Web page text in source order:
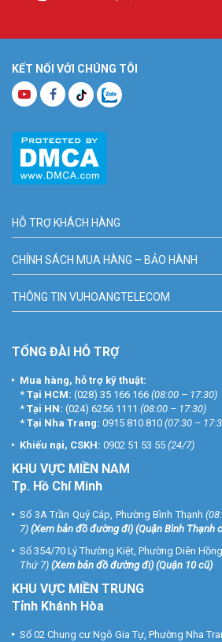
KẾT NỐI VỚI CHÚNG TÔI
HỖ TRỢ KHÁCH HÀNG
CHÍNH SÁCH MUA HÀNG – BẢO HÀNH
THÔNG TIN VUHOANGTELECOM
TỔNG ĐÀI HỖ TRỢ
Mua hàng, hỗ trợ kỹ thuật:
* Tại HCM: (028) 35 166 166 (08:00 – 17:30)
* Tại HN: (024) 6256 1111 (08:00 – 17:30)
* Tại Nha Trang: 0915 810 810 (07:30 –
Khiếu nại, CSKH: 0902 51 53 55 (24/7)
KHU VỰC MIỀN NAM
Tp. Hồ Chí Minh
Số 3A Trần Quý Cáp, Phường Bình Thạnh
7) (Xem bản đồ đường đi) (Quận Bình Thạnh
Số 354/70 Lý Thường Kiệt, Phường Diên Hồng
Thứ 7) (Xem bản đồ đường đi) (Quận 10 cũ)
KHU VỰC MIỀN TRUNG
Tỉnh Khánh Hòa
Số 02 Chung cư Ngô Gia Tự, Phường Nha